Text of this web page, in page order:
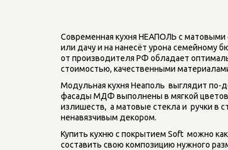
Современная кухня НЕАПОЛЬ с матовыми
или дачу и на нанесёт урона семейному
от производителя РФ обладает
стоимостью, качественными
Модульная кухня Неаполь  выглядит
фасады МДФ выполнены в мягкой
излишеств,  а матовые стекла и  ручки в
ненавязчивым декором.
Купить кухню с покрытием Soft  можно
составить свою композицию нужного